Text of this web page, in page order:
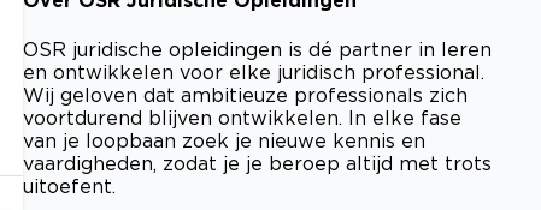
Bekijk certificaat
OSR juridische opleidingen is dé partner in leren
en ontwikkelen voor elke juridisch professional.
Wij geloven dat ambitieuze professionals zich
voortdurend blijven ontwikkelen. In elke fase
van je loopbaan zoek je nieuwe kennis en
vaardigheden, zodat je je beroep altijd met trots
uitoefent.